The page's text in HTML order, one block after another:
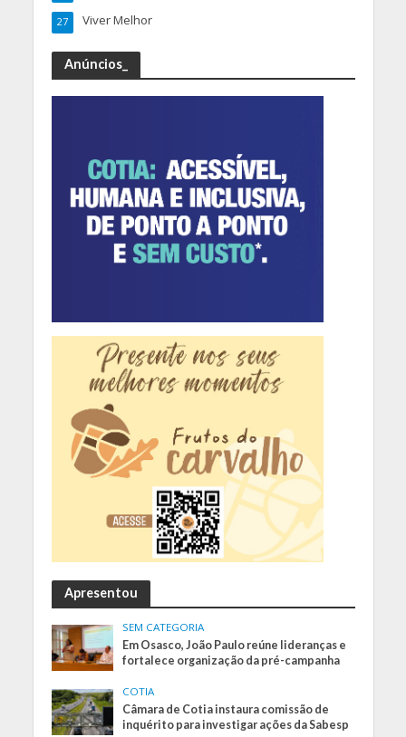
Viver Melhor
27
Anúncios_
Apresentou
SEM CATEGORIA
Em Osasco, João Paulo reúne lideranças e
fortalece organização da pré-campanha
COTIA
Câmara de Cotia instaura comissão de
inquérito para investigar ações da Sabesp